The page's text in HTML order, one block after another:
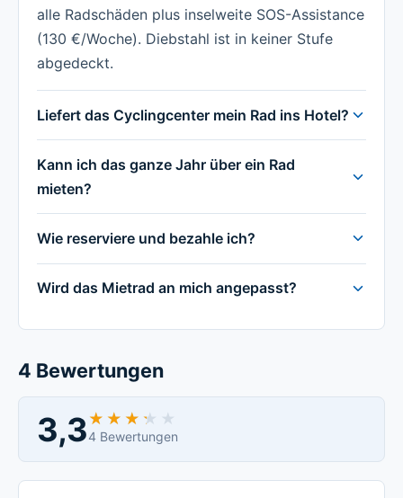
alle Radschäden plus inselweite SOS-Assistance
(130 €/Woche). Diebstahl ist in keiner Stufe
abgedeckt.
Liefert das Cyclingcenter mein Rad ins Hotel?
Kann ich das ganze Jahr über ein Rad
mieten?
Wie reserviere und bezahle ich?
Wird das Mietrad an mich angepasst?
4 Bewertungen
3,3 ★★★★★
★★★★★
4 Bewertungen